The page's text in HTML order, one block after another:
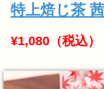
特上焙じ茶
¥1,080（税込）